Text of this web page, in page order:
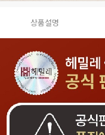
상품설명